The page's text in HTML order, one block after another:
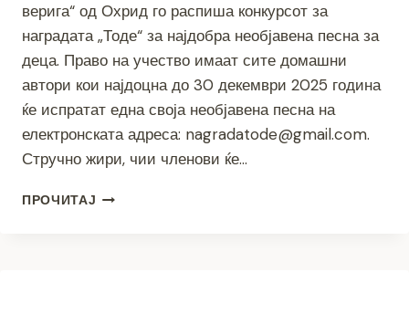
верига“ од Охрид го распиша конкурсот за
наградата „Тоде“ за најдобра необјавена песна за
деца. Право на учество имаат сите домашни
автори кои најдоцна до 30 декември 2025 година
ќе испратат една своја необјавена песна на
електронската адреса: nagradatode@gmail.com.
Стручно жири, чии членови ќе…
ПРОЧИТАЈ РАСПИШАН